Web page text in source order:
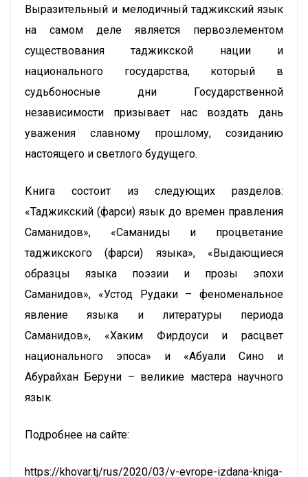
Выразительный и мелодичный таджикский язык
на самом деле является первоэлементом
существования таджикской нации и
национального государства, который в
судьбоносные дни Государственной
независимости призывает нас воздать дань
уважения славному прошлому, созиданию
настоящего и светлого будущего.
Книга состоит из следующих разделов:
«Таджикский (фарси) язык до времен правления
Саманидов», «Саманиды и процветание
таджикского (фарси) языка», «Выдающиеся
образцы языка поэзии и прозы эпохи
Саманидов», «Устод Рудаки – феноменальное
явление языка и литературы периода
Саманидов», «Хаким Фирдоуси и расцвет
национального эпоса» и «Абуали Сино и
Абурайхан Беруни – великие мастера научного
язык.
Подробнее на сайте:
https://khovar.tj/rus/2020/03/v-evrope-izdana-kniga-